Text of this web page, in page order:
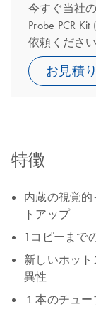
今すぐ当社
Probe PCR
依頼ください
お見積
特徴
内蔵の視覚
トアップ
1コピーまで
新しいホッ
異性
１本のチュ